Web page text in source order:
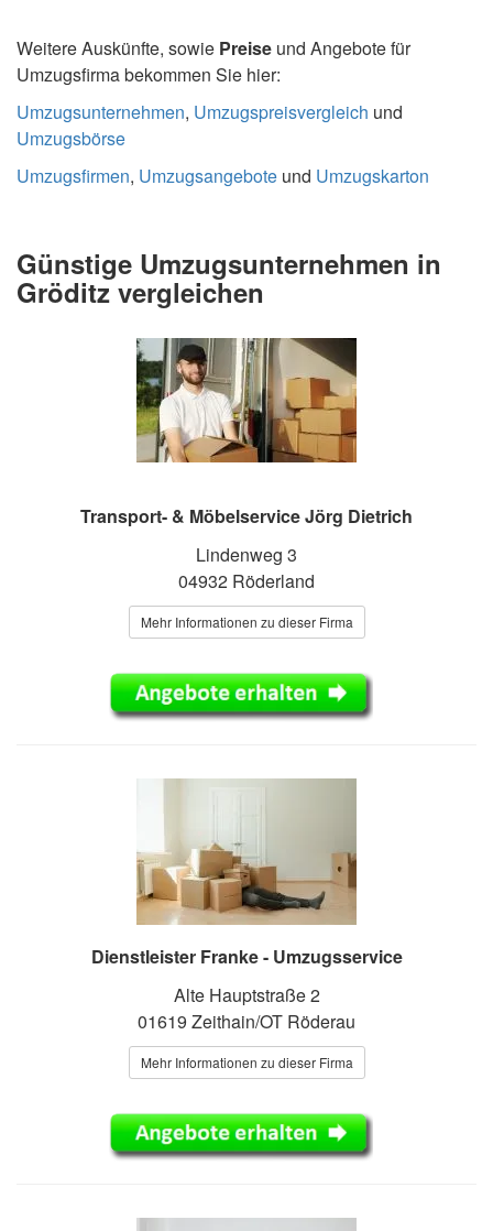
Weitere Auskünfte, sowie Preise und Angebote für
Umzugsfirma bekommen Sie hier:
Umzugsunternehmen, Umzugspreisvergleich und
Umzugsbörse
Umzugsfirmen, Umzugsangebote und Umzugskarton
Günstige Umzugsunternehmen in
Gröditz vergleichen
Transport- & Möbelservice Jörg Dietrich
Lindenweg 3
04932 Röderland
Mehr Informationen zu dieser Firma
Dienstleister Franke - Umzugsservice
Alte Hauptstraße 2
01619 Zeithain/OT Röderau
Mehr Informationen zu dieser Firma